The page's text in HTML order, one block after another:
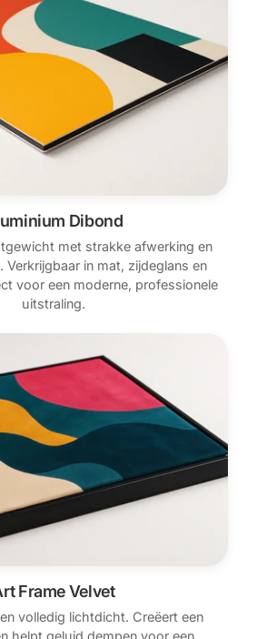
Dibond
met strakke afwerking en
Verkrijgbaar in mat, zijdeglans en
voor een moderne, professionele
uitstraling.
Frame Velvet
volledig lichtdicht. Creëert een